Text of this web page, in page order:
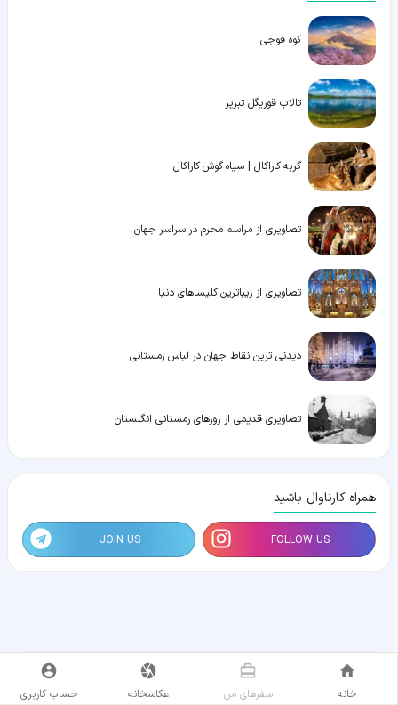
کوه فوجی
تالاب قوریگل تبریز
گربه کاراکال | سیاه گوش کاراکال
تصاویری از مراسم محرم در سراسر جهان
تصاویری از زیباترین کلیساهای دنیا
دیدنی ترین نقاط جهان در لباس زمستانی
تصاویری قدیمی از روزهای زمستانی انگلستان
همراه کارناوال باشید
FOLLOW US
JOIN US
خانه سفر‌های من عکاسخانه حساب کاربری